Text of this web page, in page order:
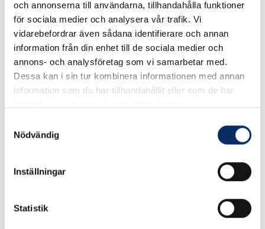
och annonserna till användarna, tillhandahålla funktioner
för sociala medier och analysera vår trafik. Vi
vidarebefordrar även sådana identifierare och annan
information från din enhet till de sociala medier och
annons- och analysföretag som vi samarbetar med.
Dessa kan i sin tur kombinera informationen med annan
information som du har tillhandahållit eller som de har
Nödvändig
Inställningar
Statistik
Ej i lager
VäljYtbehandling
Välj Ytbehandling
remove Lägg i varukorg